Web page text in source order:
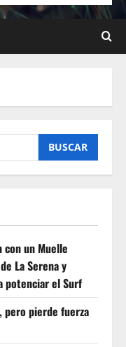
un Muelle
La Serena y
potenciar el Surf
pero pierde fuerza